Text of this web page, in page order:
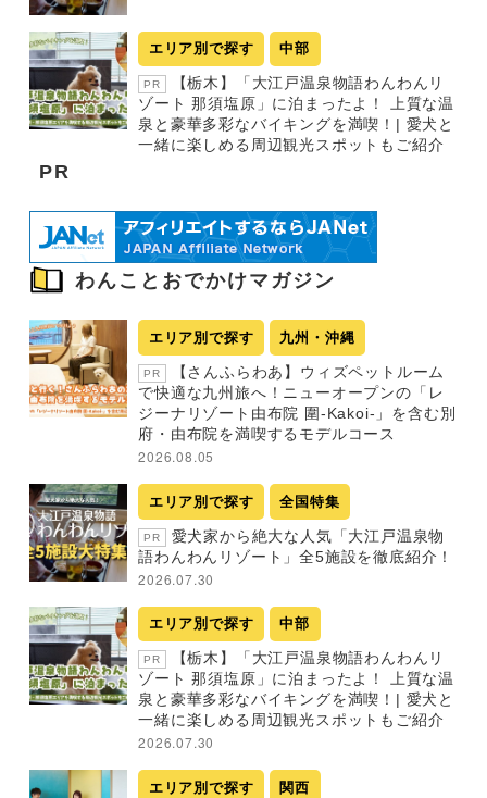
エリア別で探す 中部
PR
【栃木】「大江戸温泉物語わんわんリ
ゾート 那須塩原」に泊まったよ！ 上質な温
泉と豪華多彩なバイキングを満喫！| 愛犬と
一緒に楽しめる周辺観光スポットもご紹介
PR
わんことおでかけマガジン
エリア別で探す 九州・沖縄
PR
【さんふらわあ】ウィズペットルーム
で快適な九州旅へ！ニューオープンの「レ
ジーナリゾート由布院 圍-Kakoi-」を含む別
府・由布院を満喫するモデルコース
2026.08.05
エリア別で探す 全国特集
PR
愛犬家から絶大な人気「大江戸温泉物
語わんわんリゾート」全5施設を徹底紹介！
2026.07.30
エリア別で探す 中部
PR
【栃木】「大江戸温泉物語わんわんリ
ゾート 那須塩原」に泊まったよ！ 上質な温
泉と豪華多彩なバイキングを満喫！| 愛犬と
一緒に楽しめる周辺観光スポットもご紹介
2026.07.30
エリア別で探す 関西